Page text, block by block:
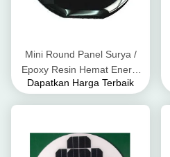
Mini Round Panel Surya /
Epoxy Resin Hemat Energi
Panel Surya Dan Ramah
Dapatkan Harga Terbaik